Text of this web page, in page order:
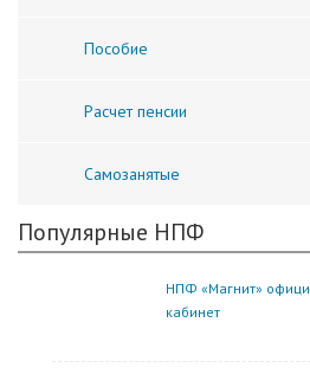
Пособие
Расчет пенсии
Самозанятые
Популярные НПФ
НПФ «Магнит»
кабинет